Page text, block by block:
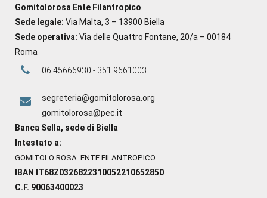
Gomitolorosa Ente Filantropico
Sede legale: Via Malta, 3 – 13900 Biella
Sede operativa: Via delle Quattro Fontane, 20/a – 00184
Roma
06 45666930 - 351 9661003
segreteria@gomitolorosa.org
gomitolorosa@pec.it
Banca Sella, sede di Biella
Intestato a:
GOMITOLO ROSA ENTE FILANTROPICO
IBAN IT68Z0326822310052210652850
C.F. 90063400023